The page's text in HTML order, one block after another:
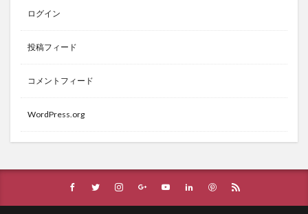
ログイン
投稿フィード
コメントフィード
WordPress.org